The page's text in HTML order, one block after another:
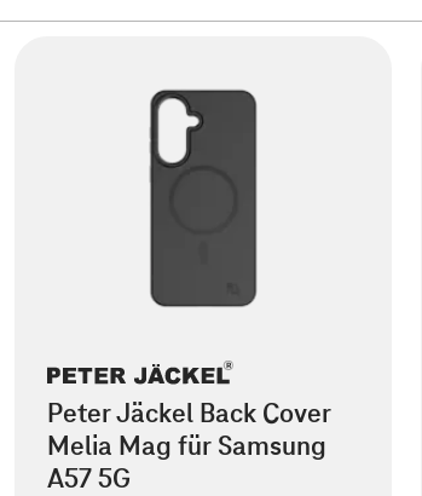
Peter Jäckel Back Cover
Melia Mag für Samsung
A57 5G